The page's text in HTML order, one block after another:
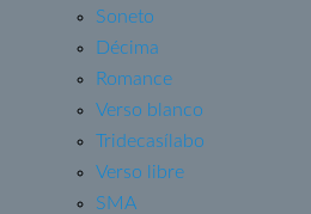
Soneto
Décima
Romance
Verso blanco
Tridecasílabo
Verso libre
SMA